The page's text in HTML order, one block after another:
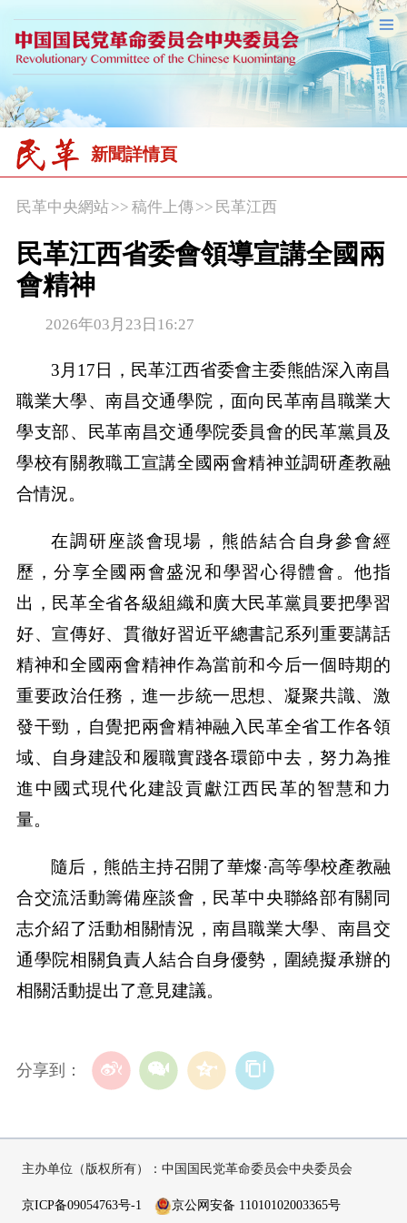
新聞詳情頁
民革中央網站>> 稿件上傳>> 民革江西
民革江西省委會領導宣講全國兩
會精神
2026年03月23日16:27
3月17日，民革江西省委會主委熊皓深入南昌
職業大學、南昌交通學院，面向民革南昌職業大
學支部、民革南昌交通學院委員會的民革黨員及
學校有關教職工宣講全國兩會精神並調研產教融
合情況。
在調研座談會現場，熊皓結合自身參會經
歷，分享全國兩會盛況和學習心得體會。他指
出，民革全省各級組織和廣大民革黨員要把學習
好、宣傳好、貫徹好習近平總書記系列重要講話
精神和全國兩會精神作為當前和今后一個時期的
重要政治任務，進一步統一思想、凝聚共識、激
發干勁，自覺把兩會精神融入民革全省工作各領
域、自身建設和履職實踐各環節中去，努力為推
進中國式現代化建設貢獻江西民革的智慧和力
量。
隨后，熊皓主持召開了華燦·高等學校產教融
合交流活動籌備座談會，民革中央聯絡部有關同
志介紹了活動相關情況，南昌職業大學、南昌交
通學院相關負責人結合自身優勢，圍繞擬承辦的
相關活動提出了意見建議。
分享到：
主办单位（版权所有）：中国国民党革命委员会中央委员会
京ICP备09054763号-1 京公网安备 11010102003365号